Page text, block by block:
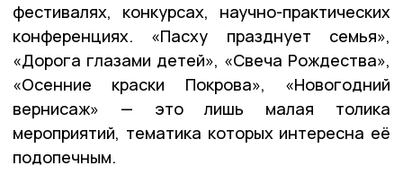
фестивалях, конкурсах, научно-практических
конференциях. «Пасху празднует семья»,
«Дорога глазами детей», «Свеча Рождества»,
«Осенние краски Покрова», «Новогодний
вернисаж» — это лишь малая толика
мероприятий, тематика которых интересна её
подопечным.